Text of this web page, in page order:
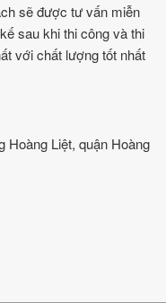
sẽ được tư vấn miễn
sau khi thi công và thi
với chất lượng tốt nhất
Hoàng Liệt, quận Hoàng